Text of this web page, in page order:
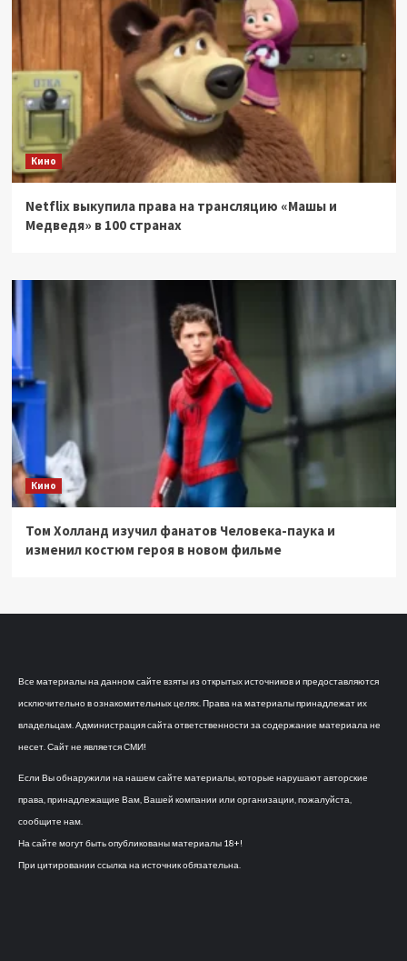
Кино
Netflix выкупила права на трансляцию «Машы и
Медведя» в 100 странах
Кино
Том Холланд изучил фанатов Человека-паука и
изменил костюм героя в новом фильме
Все материалы на данном сайте взяты из открытых источников и предоставляются
исключительно в ознакомительных целях. Права на материалы принадлежат их
владельцам. Администрация сайта ответственности за содержание материала не
несет. Сайт не является СМИ!
Если Вы обнаружили на нашем сайте материалы, которые нарушают авторские
права, принадлежащие Вам, Вашей компании или организации, пожалуйста,
сообщите нам.
На сайте могут быть опубликованы материалы 18+!
При цитировании ссылка на источник обязательна.